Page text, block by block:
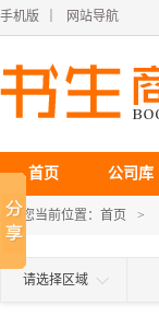
手机版 网站导航
首页 公司库
您当前位置： 首页 >
请选择区域